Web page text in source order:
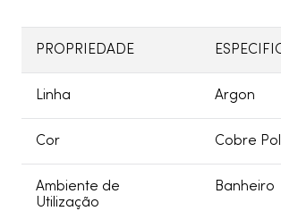
PROPRIEDADE
Linha Argon
Cor Cobre
Ambiente de
Utilização
Banheiro